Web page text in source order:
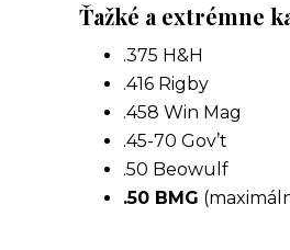
Ťažké a extrémne
.375 H&H
.416 Rigby
.458 Win Mag
.45-70 Gov’t
.50 Beowulf
.50 BMG